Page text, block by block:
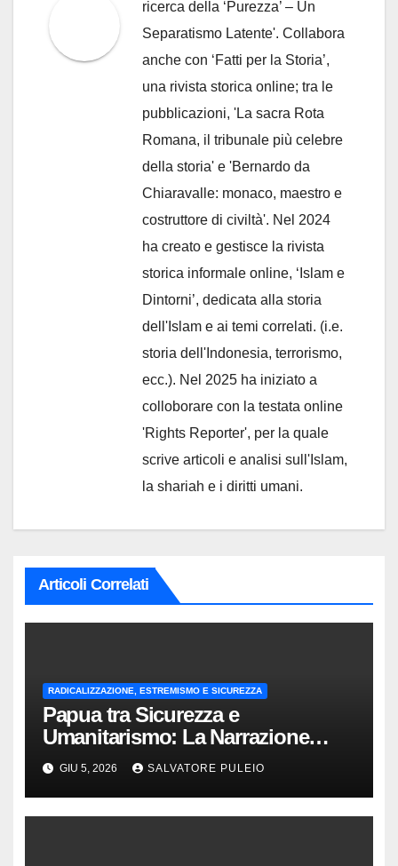
ricerca della ‘Purezza’ – Un
Separatismo Latente'. Collabora
anche con ‘Fatti per la Storia’,
una rivista storica online; tra le
pubblicazioni, 'La sacra Rota
Romana, il tribunale più celebre
della storia' e 'Bernardo da
Chiaravalle: monaco, maestro e
costruttore di civiltà'. Nel 2024
ha creato e gestisce la rivista
storica informale online, ‘Islam e
Dintorni’, dedicata alla storia
dell'Islam e ai temi correlati. (i.e.
storia dell'Indonesia, terrorismo,
ecc.). Nel 2025 ha iniziato a
colloborare con la testata online
'Rights Reporter', per la quale
scrive articoli e analisi sull'Islam,
la shariah e i diritti umani.
Articoli Correlati
RADICALIZZAZIONE, ESTREMISMO E SICUREZZA
Papua tra Sicurezza e
Umanitarismo: La Narrazione
Ufficiale
GIU 5, 2026 SALVATORE PULEIO